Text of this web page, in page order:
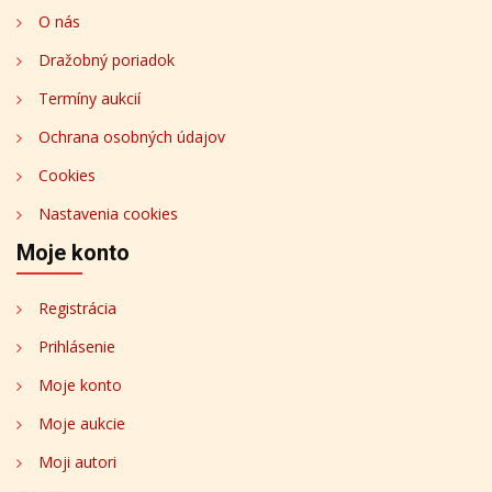
O nás
Dražobný poriadok
Termíny aukcií
Ochrana osobných údajov
Cookies
Nastavenia cookies
Moje konto
Registrácia
Prihlásenie
Moje konto
Moje aukcie
Moji autori